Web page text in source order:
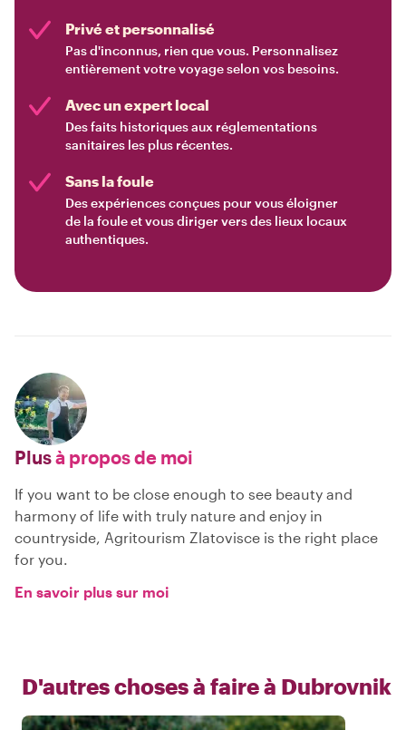
Privé et personnalisé
Pas d'inconnus, rien que vous. Personnalisez
entièrement votre voyage selon vos besoins.
Avec un expert local
Des faits historiques aux réglementations
sanitaires les plus récentes.
Sans la foule
Des expériences conçues pour vous éloigner
de la foule et vous diriger vers des lieux locaux
authentiques.
Plusà propos de moi
If you want to be close enough to see beauty and
harmony of life with truly nature and enjoy in
countryside, Agritourism Zlatovisce is the right place
for you.
En savoir plus sur moi
D'autres choses à faire à Dubrovnik